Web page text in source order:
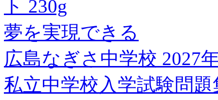
ト 230g
夢を実現できる
広島なぎさ中学校 2027
私立中学校入学試験問題